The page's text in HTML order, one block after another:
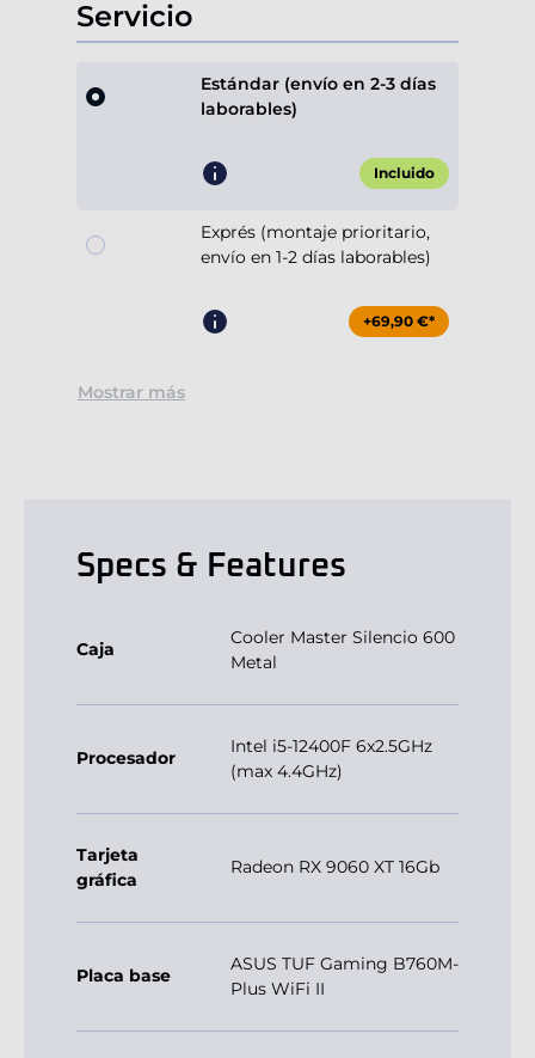
Servicio
Estándar (envío en 2-3 días
laborables)
Incluido
Exprés (montaje prioritario,
envío en 1-2 días laborables)
+69,90 €*
Mostrar más
Specs & Features
Caja
Cooler Master Silencio 600
Metal
Procesador
Intel i5-12400F 6x2.5GHz
(max 4.4GHz)
Tarjeta
gráfica
Radeon RX 9060 XT 16Gb
Placa base
ASUS TUF Gaming B760M-
Plus WiFi II